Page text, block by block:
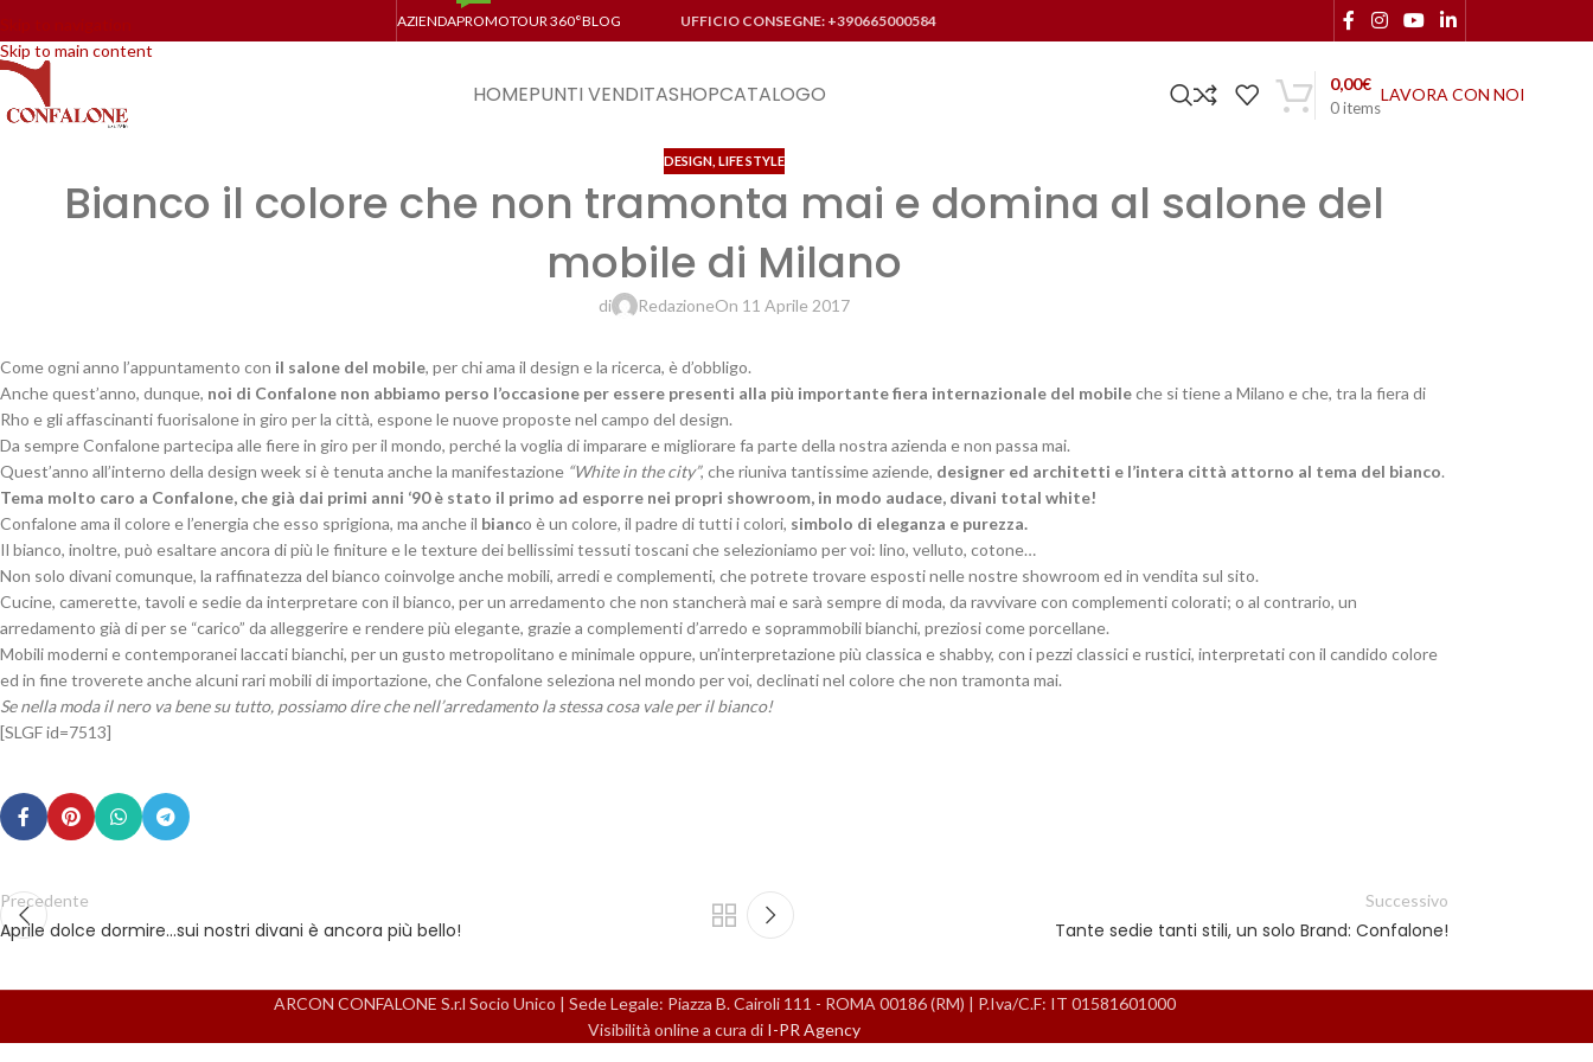
Skip to main content
AZIENDAPROMOTOUR 360°BLOG UFFICIO CONSEGNE: +390665000584
HOMEPUNTI VENDITASHOPCATALOGO 0items
0,00€
LAVORA CON NOI
DESIGN LIFE STYLE
Bianco il colore che non tramonta mai e domina al salone del
mobile di Milano
di RedazioneOn 11 Aprile 2017
Come ogni anno l’appuntamento con il salone del mobile, per chi ama il design e la ricerca, è d’obbligo.
Anche quest’anno, dunque, noi di Confalone non abbiamo perso l’occasione per essere presenti alla più importante fiera internazionale del mobileche si tiene a Milano e che, tra la fiera di
Rho e gli affascinanti fuorisalone in giro per la città, espone le nuove proposte nel campo del design.
Da sempre Confalone partecipa alle fiere in giro per il mondo, perché la voglia di imparare e migliorare fa parte della nostra azienda e non passa mai.
Quest’anno all’interno della design week si è tenuta anche la manifestazione “White in the city”, che riuniva tantissime aziende, designer ed architetti e l’intera città attorno al tema del bianco.
Tema molto caro a Confalone, che già dai primi anni ‘90 è stato il primo ad esporre nei propri showroom, in modo audace, divani total white!
Confalone ama il colore e l’energia che esso sprigiona, ma anche il bianco è un colore, il padre di tutti i colori, simbolo di eleganza e purezza.
Il bianco, inoltre, può esaltare ancora di più le finiture e le texture dei bellissimi tessuti toscani che selezioniamo per voi: lino, velluto, cotone…
Non solo divani comunque, la raffinatezza del bianco coinvolge anche mobili, arredi e complementi, che potrete trovare esposti nelle nostre showroom ed in vendita sul sito.
Cucine, camerette, tavoli e sedie da interpretare con il bianco, per un arredamento che non stancherà mai e sarà sempre di moda, da ravvivare con complementi colorati; o al contrario, un
arredamento già di per se “carico” da alleggerire e rendere più elegante, grazie a complementi d’arredo e soprammobili bianchi, preziosi come porcellane.
Mobili moderni e contemporanei laccati bianchi, per un gusto metropolitano e minimale oppure, un’interpretazione più classica e shabby, con i pezzi classici e rustici, interpretati con il candido colore
ed in fine troverete anche alcuni rari mobili di importazione, che Confalone seleziona nel mondo per voi, declinati nel colore che non tramonta mai.
Se nella moda il nero va bene su tutto, possiamo dire che nell’arredamento la stessa cosa vale per il bianco!
[SLGF id=7513]
Precedente
Aprile dolce dormire…sui nostri divani è ancora più bello!
Successivo
Tante sedie tanti stili, un solo Brand: Confalone!
ARCON CONFALONE S.r.l Socio Unico | Sede Legale: Piazza B. Cairoli 111 - ROMA 00186 (RM) | P.Iva/C.F: IT 01581601000
Visibilità online a cura di I-PR Agency